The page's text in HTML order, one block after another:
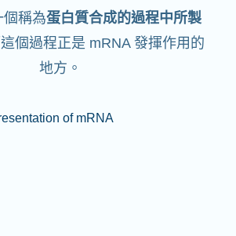
稱為蛋白質合成的過程中所製
個過程正是 mRNA 發揮作用的
地方。